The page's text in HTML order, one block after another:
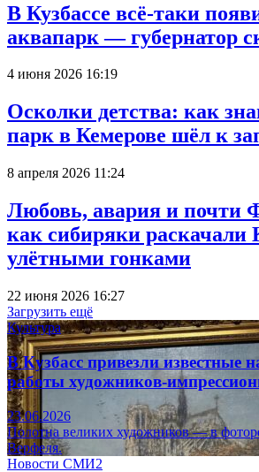
В Кузбассе всё-таки
аквапарк — губернатор
4 июня 2026 16:19
Осколки детства: как
парк в Кемерове шёл к
8 апреля 2026 11:24
Любовь, авария и почти
как сибиряки раскачали
улётными гонками
22 июня 2026 16:27
Загрузить ещё
Культура
В Кузбасс привезли известные
работы художников-
23.06.2026
Полотна великих художников — в
Верфеля.
Новости СМИ2